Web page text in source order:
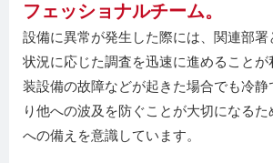
フェッショナルチーム。
設備に異常が発生した際には、関連部署
状況に応じた調査を迅速に進めること
装設備の故障などが起きた場合でも冷静
り他への波及を防ぐことが大切になる
への備えを意識しています。